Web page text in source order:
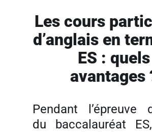
Les cours
d’anglais en
ES : quels
avantages
Pendant l’épreuve
du baccalauréat